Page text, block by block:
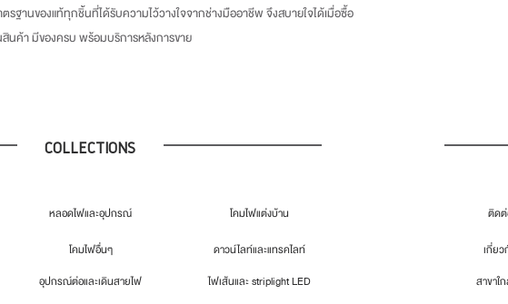
ฐานของแท้ทุกชิ้นที่ได้รับความไว้วางใจจากช่างมืออาชีพ จึงสบายใจได้เมื่อซื้อ
นค้า มีของครบ พร้อมบริการหลังการขาย
COLLECTIONS
หลอดไฟและอุปกรณ์
โคมไฟอื่นๆ
อุปกรณ์ต่อและเดินสายไฟ
โคมไฟแต่งบ้าน
ดาวน์ไลท์และแทรคไลท์
ไฟเส้นและ striplight LED
ติดต่
เกี่ยว
สาขา